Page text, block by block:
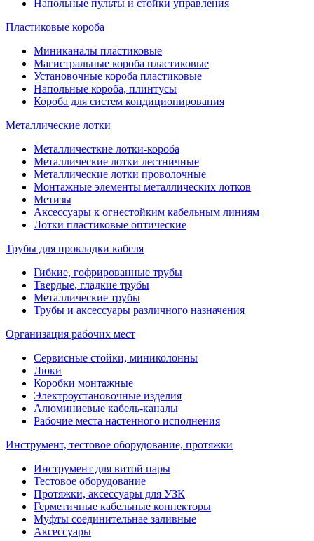
Напольные пульты и стойки управления
Пластиковые короба
Миниканалы пластиковые
Магистральные короба пластиковые
Установочные короба пластиковые
Напольные короба, плинтусы
Короба для систем кондиционирования
Металлические лотки
Металличесткие лотки-короба
Металлические лотки лестничные
Металлические лотки проволочные
Монтажные элементы металлических лотков
Метизы
Аксессуары к огнестойким кабельным линиям
Лотки пластиковые оптические
Трубы для прокладки кабеля
Гибкие, гофрированные трубы
Твердые, гладкие трубы
Металлические трубы
Трубы и аксессуары различного назначения
Организация рабочих мест
Сервисные стойки, миниколонны
Люки
Коробки монтажные
Электроустановочные изделия
Алюминиевые кабель-каналы
Рабочие места настенного исполнения
Инструмент, тестовое оборудование, протяжки
Инструмент для витой пары
Тестовое оборудование
Протяжки, аксессуары для УЗК
Герметичные кабельные коннекторы
Муфты соединительнае заливные
Аксессуары